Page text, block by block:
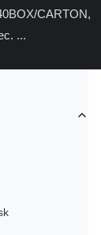
CARTON,
...